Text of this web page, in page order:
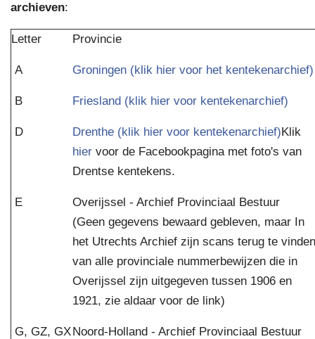
archieven:
Letter Provincie
A Groningen (klik hier voor het kentekenarchief)
B Friesland (klik hier voor kentekenarchief)
D Drenthe (klik hier voor kentekenarchief)Klik
hier voor de Facebookpagina met foto's van
Drentse kentekens.
E
Overijssel - Archief Provinciaal Bestuur
(Geen gegevens bewaard gebleven, maar In
het Utrechts Archief zijn scans terug te vinden
van alle provinciale nummerbewijzen die in
Overijssel zijn uitgegeven tussen 1906 en
1921, zie aldaar voor de link)
G, GZ, GXNoord-Holland - Archief Provinciaal Bestuur